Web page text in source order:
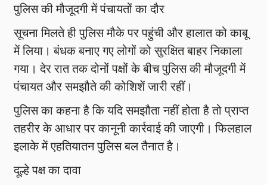
पुलिस की मौजूदगी में पंचायतों का दौर
सूचना मिलते ही पुलिस मौके पर पहुंची और हालात को काबू
में लिया। बंधक बनाए गए लोगों को सुरक्षित बाहर निकाला
गया। देर रात तक दोनों पक्षों के बीच पुलिस की मौजूदगी में
पंचायत और समझौते की कोशिशें जारी रहीं।
पुलिस का कहना है कि यदि समझौता नहीं होता है तो प्राप्त
तहरीर के आधार पर कानूनी कार्रवाई की जाएगी। फिलहाल
इलाके में एहतियातन पुलिस बल तैनात है।
दूल्हे पक्ष का दावा